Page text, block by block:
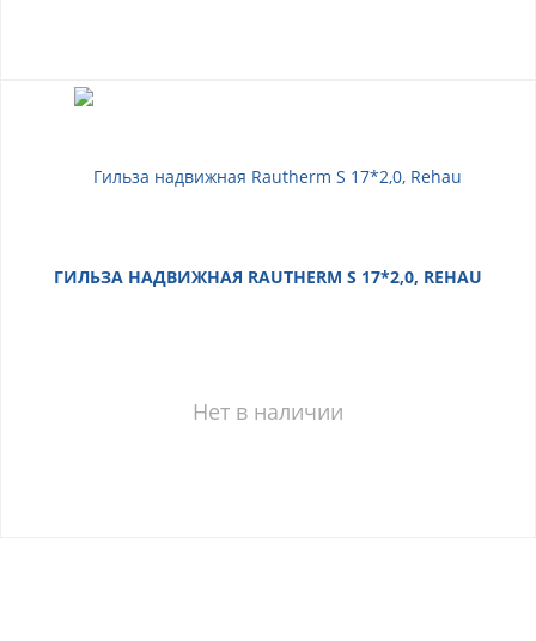
ГИЛЬЗА НАДВИЖНАЯ RAUTHERM S 17*2,0, REHAU
Нет в наличии